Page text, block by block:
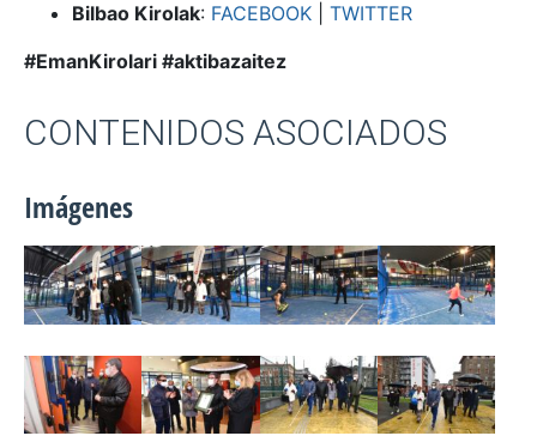
Bilbao Kirolak: FACEBOOK
TWITTER
#EmanKirolari #aktibazaitez
CONTENIDOS ASOCIADOS
Imágenes